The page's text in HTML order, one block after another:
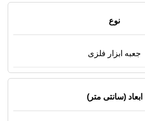
نوع
جعبه ابزار فلزی
ابعاد (سانتی متر)